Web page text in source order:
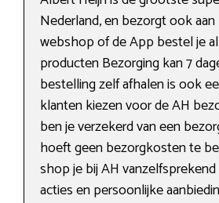
Nederland, en bezorgt ook aan
webshop of de App bestel je
producten Bezorging kan 7
bestelling zelf afhalen is ook
klanten kiezen voor de AH
ben je verzekerd van een
hoeft geen bezorgkosten te
shop je bij AH
acties en persoonlijke